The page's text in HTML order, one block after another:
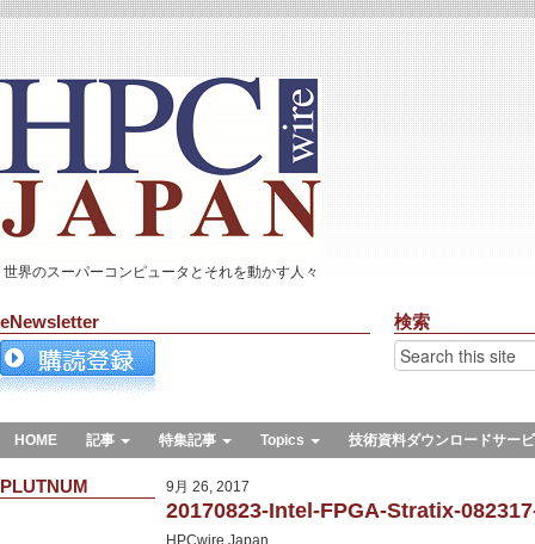
世界のスーパーコンピュータとそれを動かす人々
eNewsletter 検索
HOME 記事 特集記事 Topics 技術資料ダウンロードサー
PLUTNUM 9月 26, 2017
20170823-Intel-FPGA-Stratix-
HPCwire Japan